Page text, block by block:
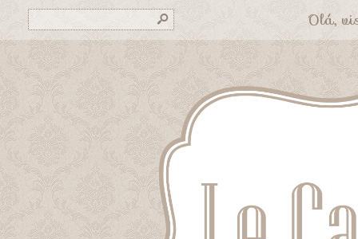
s Olá,